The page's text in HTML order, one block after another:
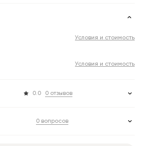
Условия и стоимость
Условия и стоимость
0.0 0 отзывов
0 вопросов